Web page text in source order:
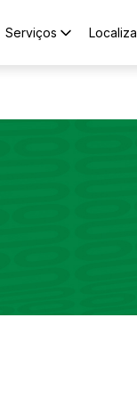
Serviços Localiza